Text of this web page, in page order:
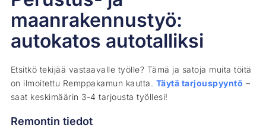
maanrakennustyö:
autokatos autotalliksi
Etsitkö tekijää vastaavalle työlle? Tämä ja satoja muita töitä
on ilmoitettu Remppakamun kautta. Täytä tarjouspyyntö –
saat keskimäärin 3-4 tarjousta työllesi!
Remontin tiedot